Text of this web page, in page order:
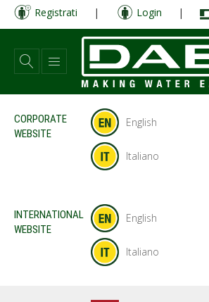
Salta
contenuto
principale
Registrati | Login |
CORPORATE
WEBSITE
English
Italiano
INTERNATIONAL
WEBSITE
English
Italiano